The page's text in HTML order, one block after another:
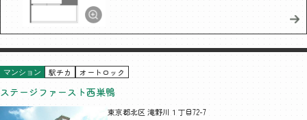
マンション 駅チカ オートロック
ステージファースト西巣鴨
東京都北区 滝野川１丁目72-7